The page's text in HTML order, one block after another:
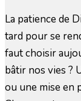
La patience de
tard pour se
faut choisir
bâtir nos vies ?
ou une mise en